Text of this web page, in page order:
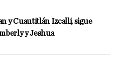
y Cuautitlán Izcalli, sigue
y Jeshua